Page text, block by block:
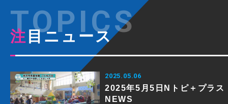
注目ニュース
2025.05.06
2025年5月5日Nトピ＋プラス
NEWS